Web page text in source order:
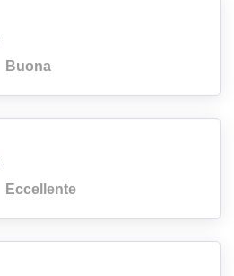
Buona
Eccellente